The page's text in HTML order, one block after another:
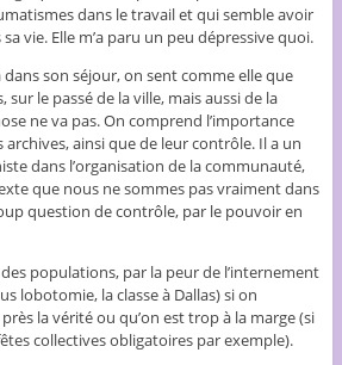
dans le travail et qui semble avoir
vie. Elle m’a paru un peu dépressive quoi.
son séjour, on sent comme elle que
sur le passé de la ville, mais aussi de la
ne va pas. On comprend l’importance
ainsi que de leur contrôle. Il a un
dans l’organisation de la communauté,
que nous ne sommes pas vraiment dans
question de contrôle, par le pouvoir en
populations, par la peur de l’internement
lobotomie, la classe à Dallas) si on
la vérité ou qu’on est trop à la marge (si
collectives obligatoires par exemple).